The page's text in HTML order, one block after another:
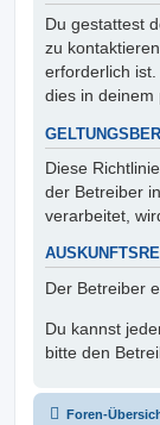
Du gestattest
zu
erforderlich
dies in deinem
Diese
der Betreiber
verarbeitet,
Der Betreiber
Du kannst
bitte den
Foren-